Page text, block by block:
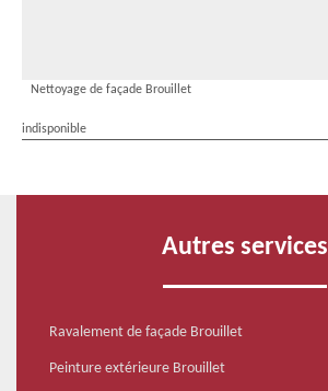
Nettoyage de façade Brouillet
indisponible
Autres services
Ravalement de façade Brouillet
Peinture extérieure Brouillet